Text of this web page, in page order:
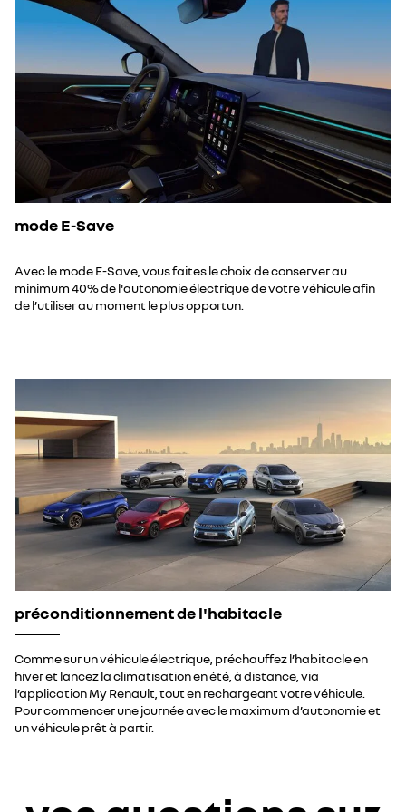
mode E-Save
Avec le mode E-Save, vous faites le choix de conserver au
minimum 40% de l'autonomie électrique de votre véhicule afin
de l’utiliser au moment le plus opportun.
préconditionnement de l'habitacle
Comme sur un véhicule électrique, préchauffez l’habitacle en
hiver et lancez la climatisation en été, à distance, via
l’application My Renault, tout en rechargeant votre véhicule.
Pour commencer une journée avec le maximum d’autonomie et
un véhicule prêt à partir.